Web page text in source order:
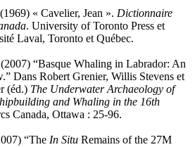
« Cavelier, Jean ». Dictionnaire
. University of Toronto Press et
Laval, Toronto et Québec.
(2007) “Basque Whaling in Labrador: An
Dans Robert Grenier, Willis Stevens et
(éd.) The Underwater Archaeology of
and Whaling in the 16th
Canada, Ottawa : 25-96.
“The In Situ Remains of the 27M